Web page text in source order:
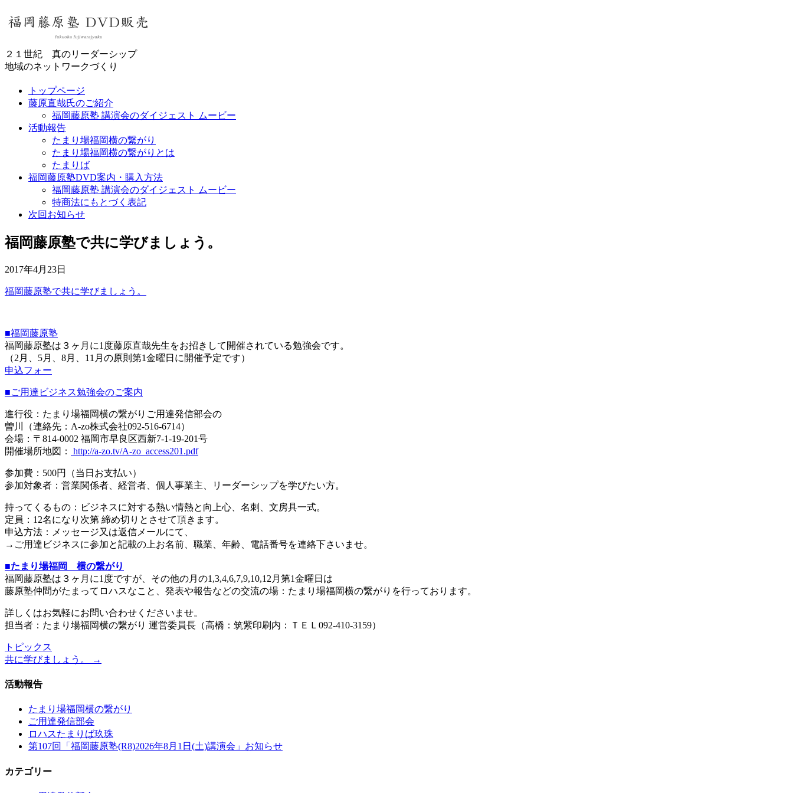
２１世紀 真のリーダーシップ
地域のネットワークづくり
トップページ
藤原直哉氏のご紹介
福岡藤原塾 講演会のダイジェスト ムービー
活動報告
たまり場福岡横の繋がり
たまり場福岡横の繋がりとは
たまりば
福岡藤原塾DVD案内・購入方法
福岡藤原塾 講演会のダイジェスト ムービー
特商法にもとづく表記
次回お知らせ
福岡藤原塾で共に学びましょう。
2017年4月23日
福岡藤原塾で共に学びましょう。
■福岡藤原塾
福岡藤原塾は３ヶ月に1度藤原直哉先生をお招きして開催されている勉強会です。
（2月、5月、8月、11月の原則第1金曜日に開催予定です）
申込フォー
■ご用達ビジネス勉強会のご案内
進行役：たまり場福岡横の繋がりご用達発信部会の
曽川（連絡先：A-zo株式会社092-516-6714）
会場：〒814-0002 福岡市早良区西新7-1-19-201号
開催場所地図：
http://a-zo.tv/A-zo_access201.pdf
参加費：500円（当日お支払い）
参加対象者：営業関係者、経営者、個人事業主、リーダーシップを学びたい方。
持ってくるもの：ビジネスに対する熱い情熱と向上心、名刺、文房具一式。
定員：12名になり次第 締め切りとさせて頂きます。
申込方法：メッセージ又は返信メールにて、
→ご用達ビジネスに参加と記載の上お名前、職業、年齢、電話番号を連絡下さいませ。
■たまり場福岡 横の繋がり
福岡藤原塾は３ヶ月に1度ですが、その他の月の1,3,4,6,7,9,10,12月第1金曜日は
藤原塾仲間がたまってロハスなこと、発表や報告などの交流の場：たまり場福岡横の繋がりを行っております。
詳しくはお気軽にお問い合わせくださいませ。
担当者：たまり場福岡横の繋がり 運営委員長（高橋：筑紫印刷内：ＴＥＬ092-410-3159）
トピックス
投
稿
シ
共に学びましょう。 →
活動報告
たまり場福岡横の繋がり
ご用達発信部会
ロハスたまりば玖珠
第107回「福岡藤原塾(R8)2026年8月1日(土)講演会」お知らせ
カテゴリー